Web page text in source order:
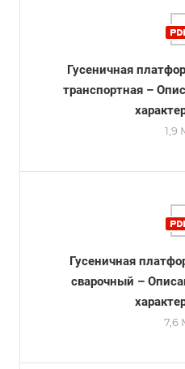
Гусеничная
транспортная –
1,9
Гусеничная
сварочный –
7,6